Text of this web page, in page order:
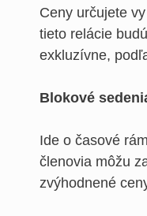
Ceny určujete
tieto relácie
exkluzívne,
Blokové
Ide o časové
členovia môžu
zvýhodnené